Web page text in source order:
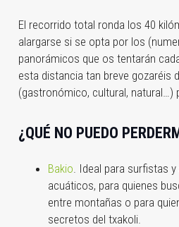
El recorrido total ronda los 40
alargarse si se opta por los
panorámicos que os tentarán
esta distancia tan breve gozaréis
(gastronómico, cultural, natural…)
¿QUÉ NO PUEDO
Bakio . Ideal para surfistas
acuáticos, para quienes
entre montañas o para
secretos del txakoli.